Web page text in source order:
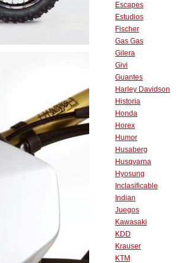
Escapes
Estudios
Fischer
Gas Gas
Gilera
Givi
Guantes
Harley Davidson
Historia
Honda
Horex
Humor
Husaberg
Husqvarna
Hyosung
Inclasificable
Indian
Juegos
Kawasaki
KDD
Krauser
KTM